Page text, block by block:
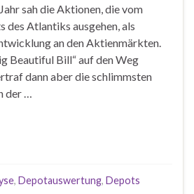
sah die Aktionen, die vom
des Atlantiks ausgehen, als
an den Aktienmärkten.
Beautiful Bill“ auf den Weg
dann aber die schlimmsten
der …
, Depotauswertung, Depots